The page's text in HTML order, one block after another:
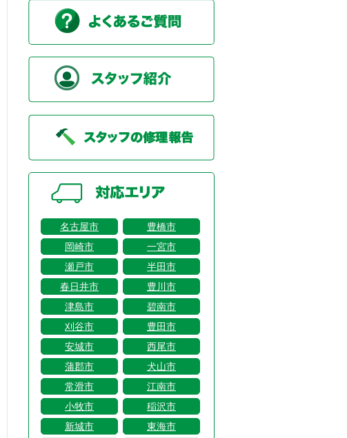
名古屋市
豊橋市
岡崎市
一宮市
瀬戸市
半田市
春日井市
豊川市
津島市
碧南市
刈谷市
豊田市
安城市
西尾市
蒲郡市
犬山市
常滑市
江南市
小牧市
稲沢市
新城市
東海市